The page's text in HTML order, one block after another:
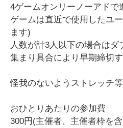
4ゲームオンリーノーアドで
ゲームは直近で使用したユ
ます)
人数が計3人以下の場合はダ
集まり具合により早期締切
怪我のないようストレッチ
おひとりあたりの参加費
300円(主催者、主催者枠を